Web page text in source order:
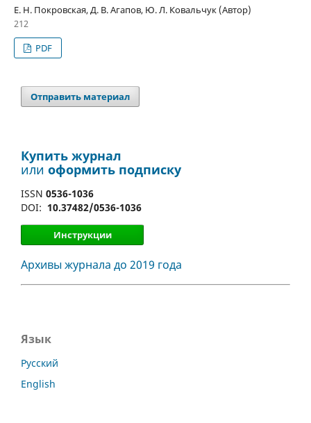
Е. Н. Покровская, Д. В. Агапов, Ю. Л. Ковальчук (Автор)
212
PDF
Отправить материал
Купить журнал
или оформить подписку
ISSN 0536-1036
DOI: 10.37482/0536-1036
Инструкции
Архивы журнала до 2019 года
Язык
Русский
English